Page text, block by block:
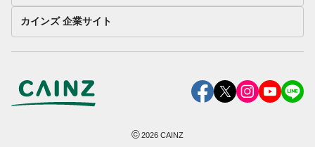
カインズ 企業サイト
©2026 CAINZ